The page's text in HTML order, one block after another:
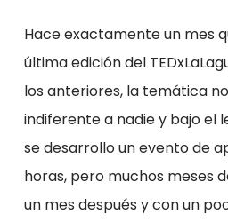
Hace exactamente un mes
última edición del
los anteriores, la temática
indiferente a nadie y bajo el
se desarrollo un evento de
horas, pero muchos meses
un mes después y con un